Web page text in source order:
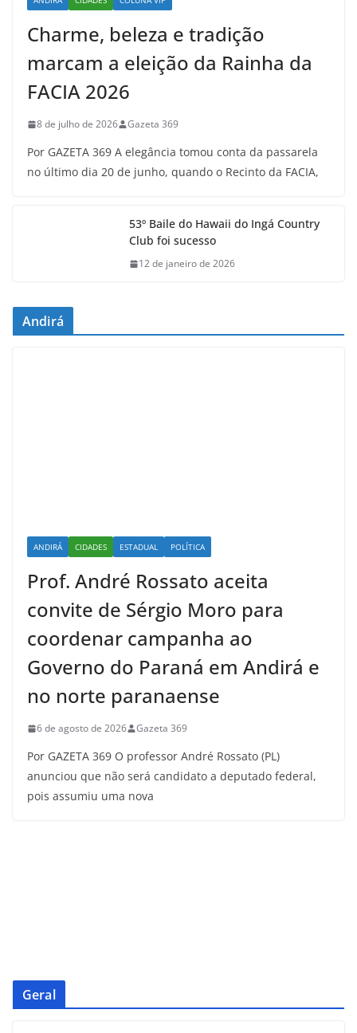
Charme, beleza e tradição
marcam a eleição da Rainha da
FACIA 2026
8 de julho de 2026 Gazeta 369
Por GAZETA 369 A elegância tomou conta da passarela
no último dia 20 de junho, quando o Recinto da FACIA,
53º Baile do Hawaii do Ingá Country
Club foi sucesso
12 de janeiro de 2026
Andirá
ANDIRÁ CIDADES ESTADUAL POLÍTICA
Prof. André Rossato aceita
convite de Sérgio Moro para
coordenar campanha ao
Governo do Paraná em Andirá e
no norte paranaense
6 de agosto de 2026 Gazeta 369
Por GAZETA 369 O professor André Rossato (PL)
anunciou que não será candidato a deputado federal,
pois assumiu uma nova
Geral